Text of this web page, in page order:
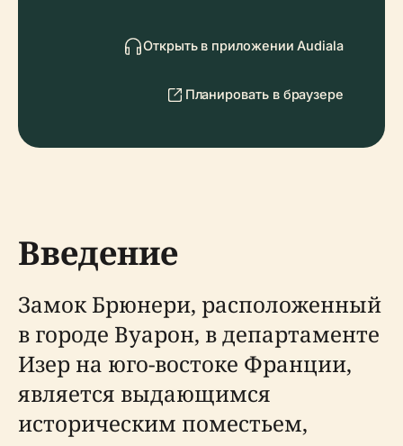
Открыть в приложении Audiala
Планировать в браузере
Введение
Замок Брюнери, расположенный
в городе Вуарон, в департаменте
Изер на юго-востоке Франции,
является выдающимся
историческим поместьем,